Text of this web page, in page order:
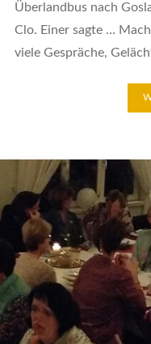
Überlandbus nach
Clo. Einer sagte …
viele Gespräche,